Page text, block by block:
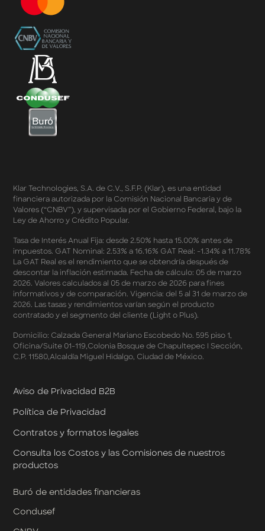
Términos y Condiciones – Diferimiento de Compras
con 0% de Interés Desde App
Términos y Condiciones de Beneficios Uber Card
Powered by Klar
Klarfest - Mayo 2026
Klarfest - Día de las Madres 2026
Compra Mínima Klar Plus - SplitK 0% - Cashback
Starbucks 50% - Cashback 20% Décima Compra
Términos y Condiciones - Cashback Primera Compra
en Apple Pay
Términos y Condiciones - Mastercard te lleva a la
Términos y Condiciones – Fechas Dobles “3 de 3” 2026
Mercado Libre
Términos y Condiciones - Reducción Tasa de Interés en
Términos y Condiciones - Apartados - Tasas
Preferentes Febrero 2026
Términos y Condiciones - Programa de Cashback
AWIN
Pago de Servicios a MSI – Supermercados Enero -
Marzo 2026
Términos y Condiciones - Meses Sin Intereses y SplitK
Cashback
Términos y Condiciones Aplicables a la Tarjeta de
Apartados
Mastercard
Términos y Condiciones de Klar Plus
Klar Empresarial
Términos y Condiciones - Rendimiento Preferencial en
Cuentas Empresariales
Términos y Condiciones de Promociones de Klar
Términos y Condiciones de Promociones de Klar
Empresarial por Designación
Klar Technologies, S.A. de C.V., S.F.P. (Klar), es una entidad
financiera autorizada por la Comisión Nacional Bancaria y de
Valores (“CNBV”), y supervisada por el Gobierno Federal, bajo la
Ley de Ahorro y Crédito Popular.
Tasa de Interés Anual Fija: desde 2.50% hasta 15.00% antes de
impuestos. GAT Nominal: 2.53% a 16.16% GAT Real: -1.34% a 11.78%
La GAT Real es el rendimiento que se obtendría después de
descontar la inflación estimada. Fecha de cálculo: 05 de marzo
2026. Valores calculados al 05 de marzo de 2026 para fines
informativos y de comparación. Vigencia: del 5 al 31 de marzo de
2026. Las tasas y rendimientos varían según el producto
contratado y el segmento del cliente (Light o Plus).
Domicilio: Calzada General Mariano Escobedo No. 595 piso 1,
Oficina/Suite 01-119,Colonia Bosque de Chapultepec I Sección,
C.P. 11580,Alcaldía Miguel Hidalgo, Ciudad de México.
Aviso de Privacidad B2B
Política de Privacidad
Contratos y formatos legales
Consulta los Costos y las Comisiones de nuestros
productos
Buró de entidades financieras
Condusef